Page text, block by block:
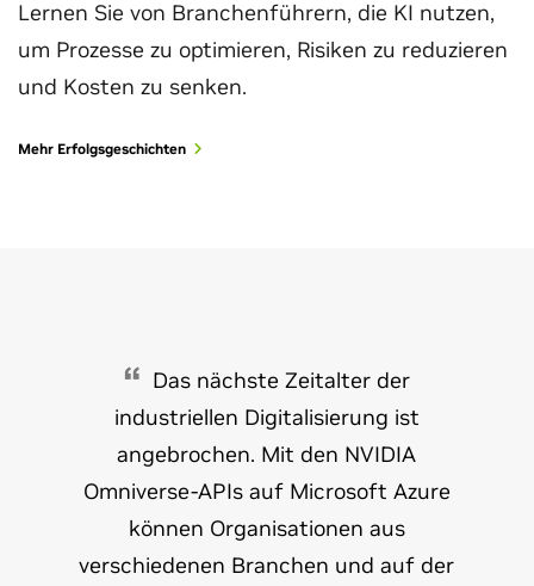
Lernen Sie von Branchenführern, die KI nutzen,
um Prozesse zu optimieren, Risiken zu reduzieren
und Kosten zu senken.
Mehr Erfolgsgeschichten
Das nächste Zeitalter der
industriellen Digitalisierung ist
angebrochen. Mit den NVIDIA
Omniverse-APIs auf Microsoft Azure
können Organisationen aus
verschiedenen Branchen und auf der